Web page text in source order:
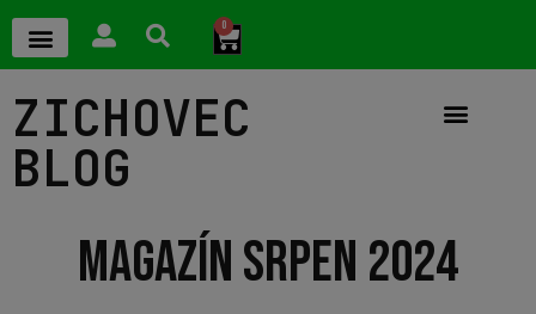
0
ZICHOVEC
BLOG
MAGAZÍN SRPEN 2024